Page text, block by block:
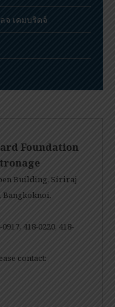
จ เคมบริดจ์
Foundation
Building, Siriraj
Bangkoknoi,
418-0220, 418-
contact: